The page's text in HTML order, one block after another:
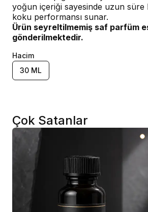
yoğun içeriği sayesinde uzun süre
koku performansı sunar.
Ürün seyreltilmemiş saf parfüm
gönderilmektedir.
Hacim
30 ML
Çok Satanlar